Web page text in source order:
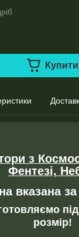
Купити
з
Фентезі,
вказана
розмір!